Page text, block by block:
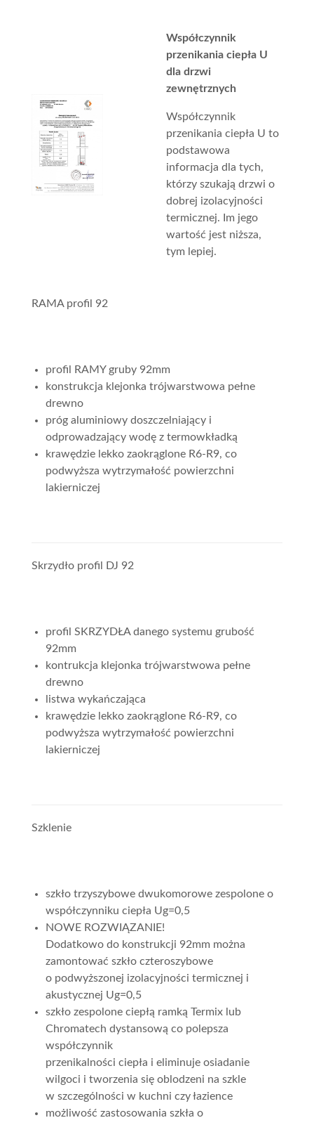
Współczynnik
przenikania ciepła U
dla drzwi
zewnętrznych
Współczynnik
przenikania ciepła U to
podstawowa
informacja dla tych,
którzy szukają drzwi o
dobrej izolacyjności
termicznej. Im jego
wartość jest niższa,
tym lepiej.
RAMA profil 92
profil RAMY gruby 92mm
konstrukcja klejonka trójwarstwowa pełne
drewno
próg aluminiowy doszczelniający i
odprowadzający wodę z termowkładką
krawędzie lekko zaokrąglone R6-R9, co
podwyższa wytrzymałość powierzchni
lakierniczej
Skrzydło profil DJ 92
profil SKRZYDŁA danego systemu grubość
92mm
kontrukcja klejonka trójwarstwowa pełne
drewno
listwa wykańczająca
krawędzie lekko zaokrąglone R6-R9, co
podwyższa wytrzymałość powierzchni
lakierniczej
Szklenie
szkło trzyszybowe dwukomorowe zespolone o
współczynniku ciepła Ug=0,5
NOWE ROZWIĄZANIE!
Dodatkowo do konstrukcji 92mm można
zamontować szkło czteroszybowe
o podwyższonej izolacyjności termicznej i
akustycznej Ug=0,5
szkło zespolone ciepłą ramką Termix lub
Chromatech dystansową co polepsza
współczynnik
przenikalności ciepła i eliminuje osiadanie
wilgoci i tworzenia się oblodzeni na szkle
w szczególności w kuchni czy łazience
możliwość zastosowania szkła o